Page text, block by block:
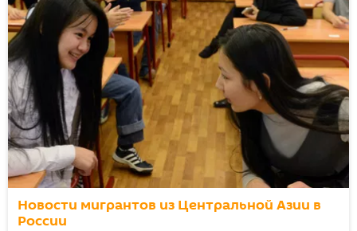
Новости мигрантов из Центральной Азии в
России